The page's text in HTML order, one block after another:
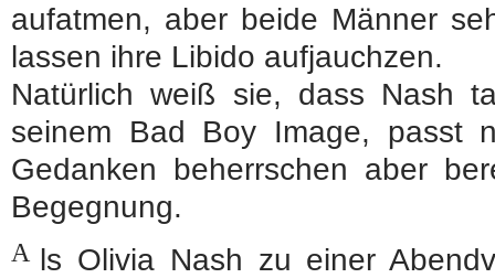
aufatmen, aber beide Männer
lassen ihre Libido aufjauchzen.
Natürlich weiß sie, dass Nash
seinem Bad Boy Image, passt
Gedanken beherrschen aber
Begegnung.
A ls Olivia Nash zu einer